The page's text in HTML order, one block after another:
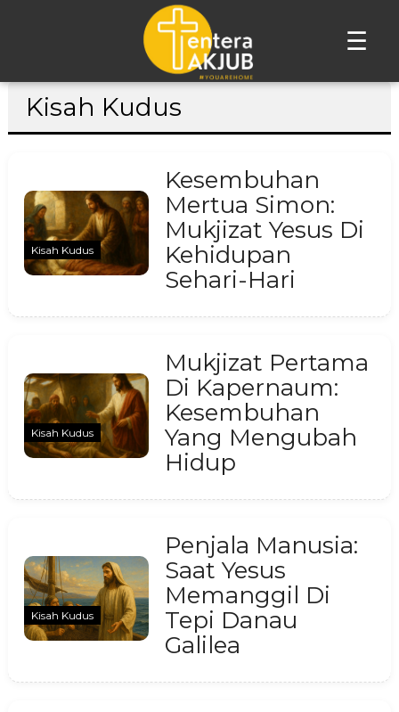
☰
Lompat
Kisah Kudus
Kisah Kudus
Kesembuhan
Mertua Simon:
Mukjizat Yesus Di
Kehidupan
Sehari-Hari
Kisah Kudus
Mukjizat Pertama
Di Kapernaum:
Kesembuhan
Yang Mengubah
Hidup
Kisah Kudus
Penjala Manusia:
Saat Yesus
Memanggil Di
Tepi Danau
Galilea